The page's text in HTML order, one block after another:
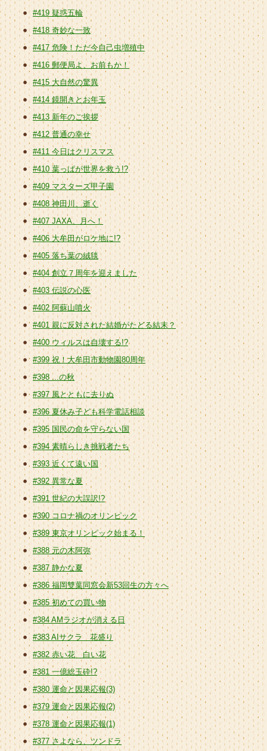
#419 疑惑五輪
#418 奇妙な一致
#417 危険！ただ今自己虫増殖中
#416 郵便局よ、お前もか！
#415 大自然の驚異
#414 鏡開きとお年玉
#413 新年のご挨拶
#412 普通の幸せ
#411 今日はクリスマス
#410 葉っぱが世界を救う!?
#409 マスターズ甲子園
#408 神田川、逝く
#407 JAXA、月へ！
#406 大牟田がロケ地に!?
#405 落ち葉の絨毯
#404 創立７周年を迎えました
#403 伝説の心医
#402 阿蘇山噴火
#401 親に反対された結婚がたどる結末？
#400 ウィルスは自壊する!?
#399 祝！大牟田市動物園80周年
#398 ...の秋
#397 風とともに去りぬ
#396 夏休み子ども科学電話相談
#395 国民の命を守らない国
#394 素晴らしき挑戦者たち
#393 近くて遠い国
#392 異常な夏
#391 世紀の大誤訳!?
#390 コロナ禍のオリンピック
#389 東京オリンピック始まる！
#388 元の木阿弥
#387 静かな夏
#386 福岡雙葉同窓会新53回生の方々へ
#385 初めての買い物
#384 AMラジオが消える日
#383 AIサクラ 花盛り
#382 赤い花 白い花
#381 一億総玉砕!?
#380 運命と因果応報(3)
#379 運命と因果応報(2)
#378 運命と因果応報(1)
#377 さよなら、ツンドラ